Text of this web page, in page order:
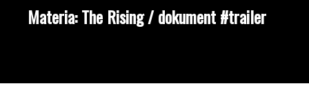
Materia: The Rising / dokument #trailer